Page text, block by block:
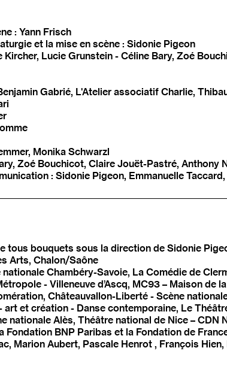
: Yann Frisch
et la mise en scène : Sidonie Pigeon
Kircher, Lucie Grunstein - Céline Bary, Zoé
Gabrié, L'Atelier associatif Charlie,
Monika Schwarzl
Zoé Bouchicot, Claire Jouët-Pastré, Anthony
: Sidonie Pigeon, Emmanuelle
tous bouquets sous la direction de Sidonie
Arts, Chalon/Saône
Chambéry-Savoie, La Comédie de
- Villeneuve d’Ascq, MC93 – Maison
Châteauvallon-Liberté - Scène
art et création - Danse contemporaine, Le
nationale Alès, Théâtre national de Nice – CDN
BNP Paribas et la Fondation de
Marion Aubert, Pascale Henrot , François